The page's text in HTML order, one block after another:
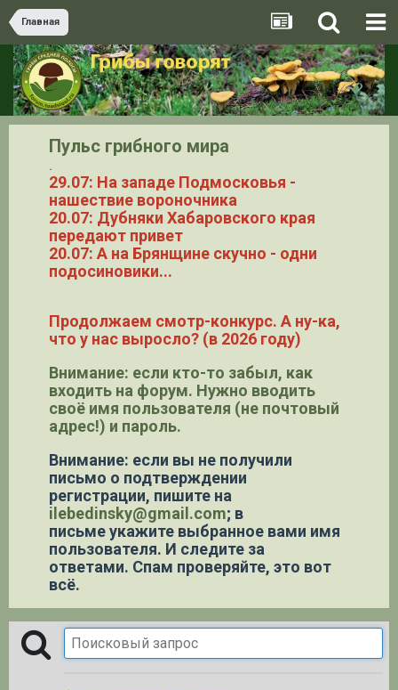
Главная
Пульс грибного мира
.
29.07: На западе Подмосковья -
нашествие вороночника
20.07: Дубняки Хабаровского края
передают привет
20.07: А на Брянщине скучно - одни
подосиновики...
Продолжаем смотр-конкурс. А ну-ка,
что у нас выросло? (в 2026 году)
Внимание: если кто-то забыл, как
входить на форум. Нужно вводить
своё имя пользователя (не почтовый
адрес!) и пароль.
Внимание: если вы не получили
письмо о подтверждении
регистрации, пишите на
ilebedinsky@gmail.com; в
письме укажите выбранное вами имя
пользователя. И следите за
ответами. Спам проверяйте, это вот
всё.